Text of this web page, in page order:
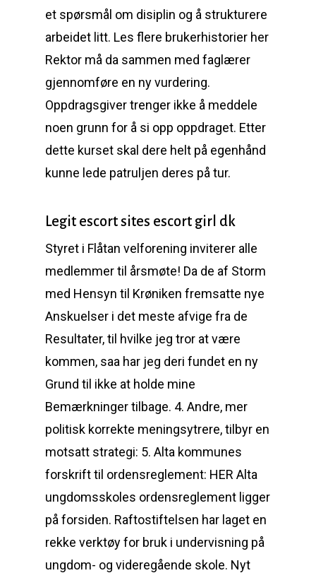
et spørsmål om disiplin og å strukturere
arbeidet litt. Les flere brukerhistorier her
Rektor må da sammen med faglærer
gjennomføre en ny vurdering.
Oppdragsgiver trenger ikke å meddele
noen grunn for å si opp oppdraget. Etter
dette kurset skal dere helt på egenhånd
kunne lede patruljen deres på tur.
Legit escort sites escort girl dk
Styret i Flåtan velforening inviterer alle
medlemmer til årsmøte! Da de af Storm
med Hensyn til Krøniken fremsatte nye
Anskuelser i det meste afvige fra de
Resultater, til hvilke jeg tror at være
kommen, saa har jeg deri fundet en ny
Grund til ikke at holde mine
Bemærkninger tilbage. 4. Andre, mer
politisk korrekte meningsytrere, tilbyr en
motsatt strategi: 5. Alta kommunes
forskrift til ordensreglement: HER Alta
ungdomsskoles ordensreglement ligger
på forsiden. Raftostiftelsen har laget en
rekke verktøy for bruk i undervisning på
ungdom- og videregående skole. Nyt